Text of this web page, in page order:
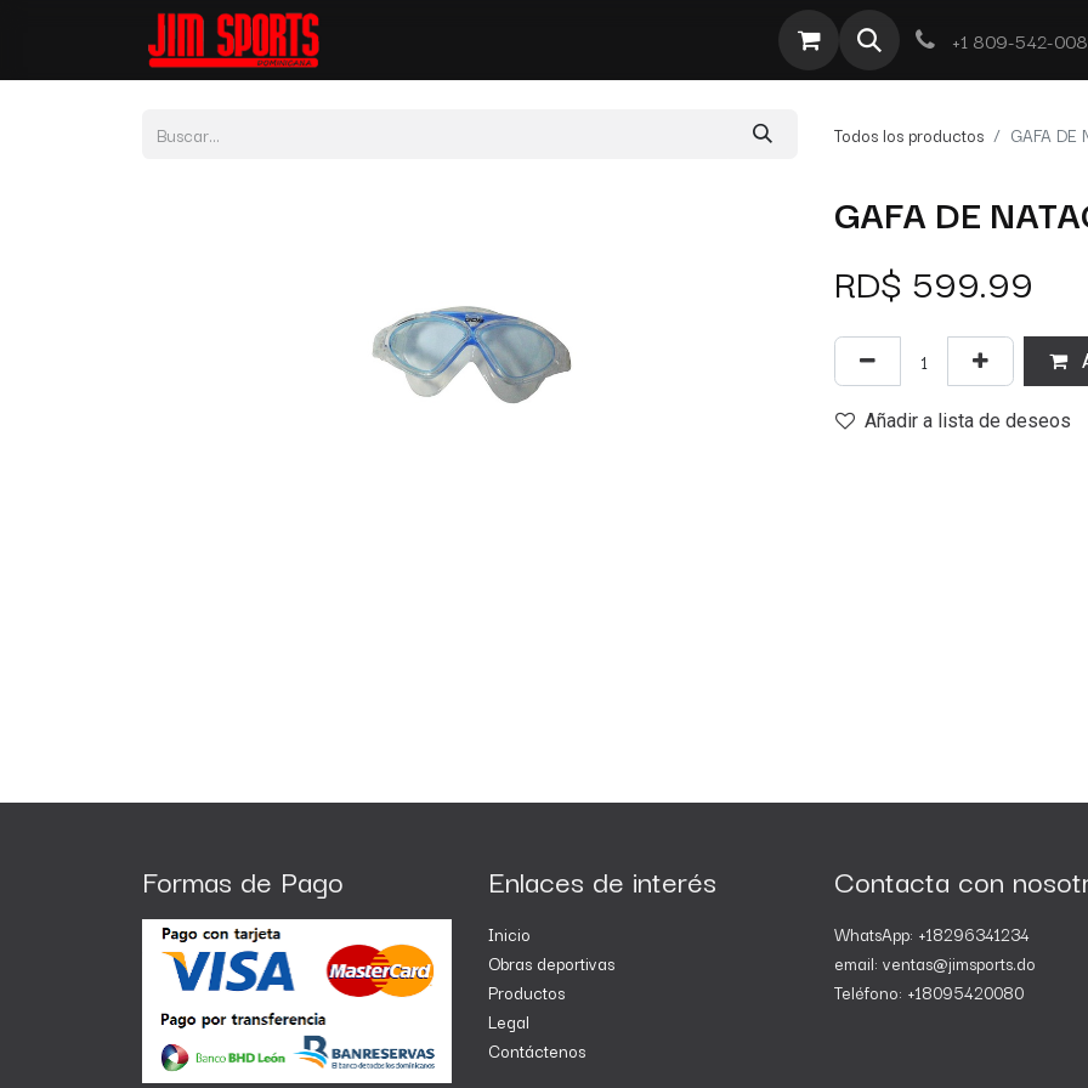
Obra Deportiva Contacto
+1 809-542-
Todos los productos GAFA DE
GAFA DE
RD$ 599.99
Añadir a lista de deseos
Formas de Pago Enlaces de interés
Inicio
Obras deportivas
Productos
Legal
Contáctenos
Contacta con
WhatsApp: +18296341234
email: ventas@jimsports.do
Teléfono: +18095420080